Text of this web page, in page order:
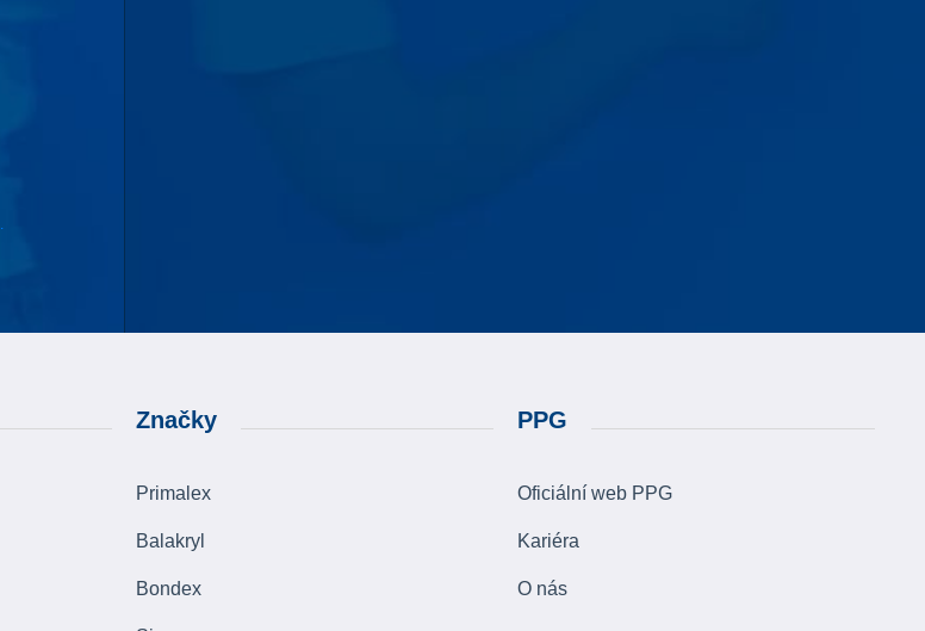
Značky
Primalex
Balakryl
Bondex
PPG
Oficiální web PPG
Kariéra
O nás